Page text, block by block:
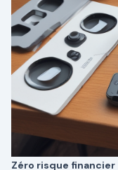
Zéro risque financier